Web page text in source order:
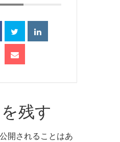
残す
開されることはあ